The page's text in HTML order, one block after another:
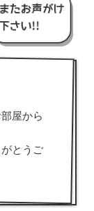
屋から
とうご